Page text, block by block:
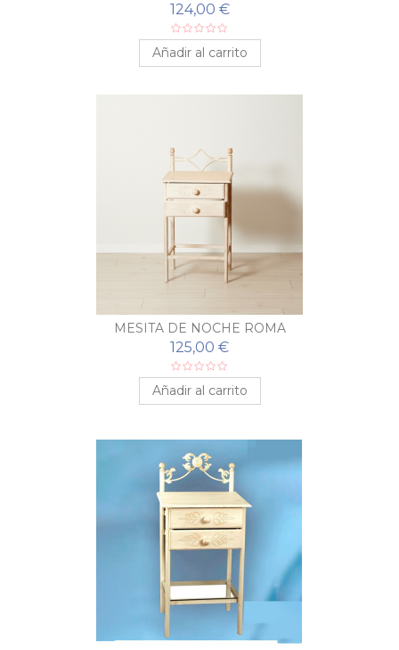
124,00 €
Añadir al carrito
MESITA DE NOCHE ROMA
125,00 €
Añadir al carrito